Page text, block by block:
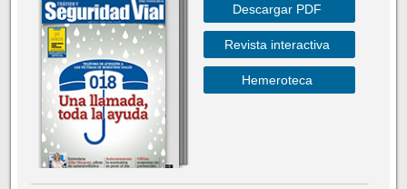
Descargar PDF
Revista interactiva
Hemeroteca